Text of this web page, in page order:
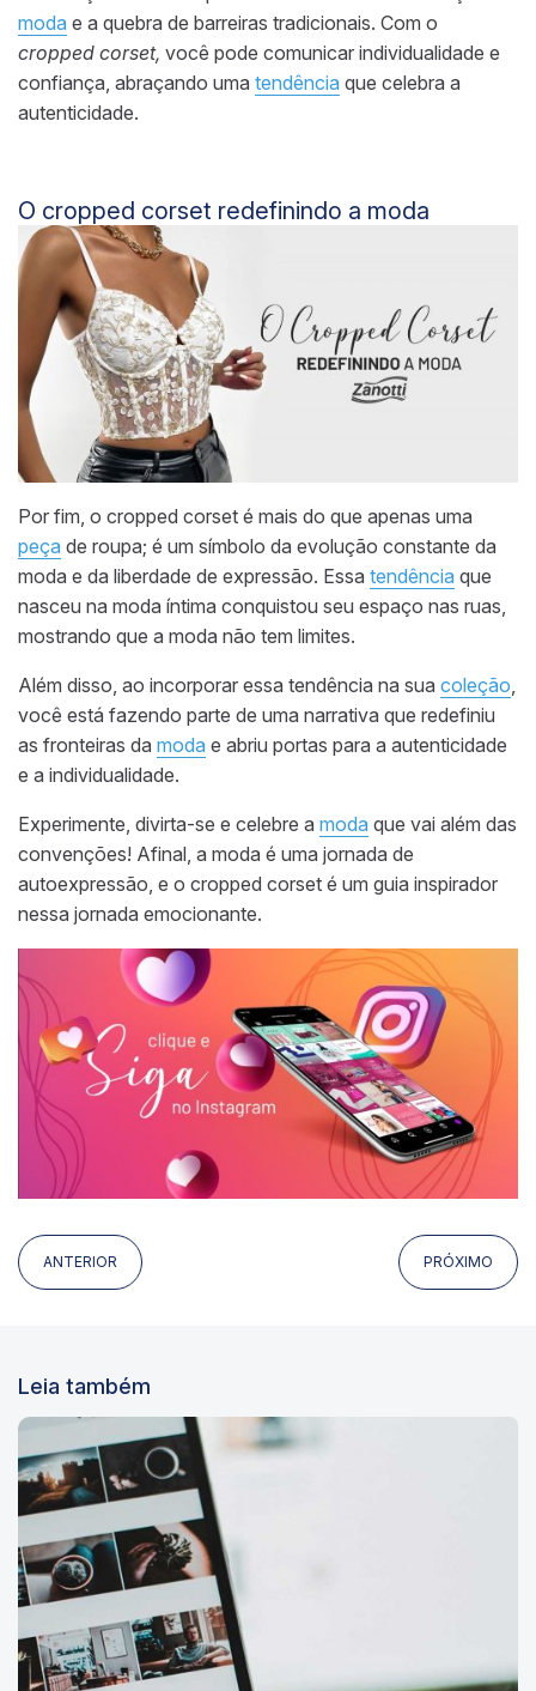
moda e a quebra de barreiras tradicionais. Com o
cropped corset, você pode comunicar individualidade e
confiança, abraçando uma tendência que celebra a
autenticidade.
O cropped corset redefinindo a moda
Por fim, o cropped corset é mais do que apenas uma
peça de roupa; é um símbolo da evolução constante da
moda e da liberdade de expressão. Essa tendência que
nasceu na moda íntima conquistou seu espaço nas ruas,
mostrando que a moda não tem limites.
Além disso, ao incorporar essa tendência na sua coleção,
você está fazendo parte de uma narrativa que redefiniu
as fronteiras da moda e abriu portas para a autenticidade
e a individualidade.
Experimente, divirta-se e celebre a moda que vai além das
convenções! Afinal, a moda é uma jornada de
autoexpressão, e o cropped corset é um guia inspirador
nessa jornada emocionante.
ANTERIOR PRÓXIMO
Leia também